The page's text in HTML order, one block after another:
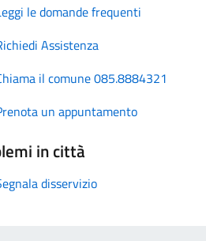
le domande frequenti
Assistenza
il comune 085.8884321
un appuntamento
in città
disservizio